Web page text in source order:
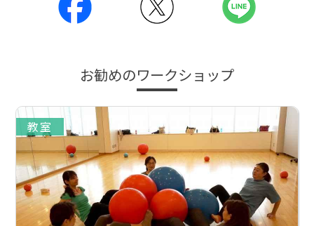
お勧めのワークショップ
教室